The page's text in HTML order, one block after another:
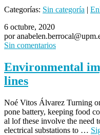
Compartir
Categorías: Sin categoría |
6 octubre, 2020
por
Sin comentarios
Environmental
lines
Noé Vitos Álvarez Turning
pone battery, keeping food
al lof these involve the need
electrical substations to …